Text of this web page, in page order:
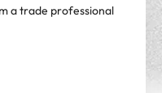
a trade professional